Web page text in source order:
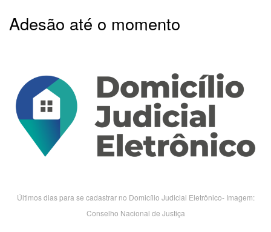
Adesão até o momento
Últimos dias para se cadastrar no Domicílio Judicial Eletrônico- Imagem:
Conselho Nacional de Justiça